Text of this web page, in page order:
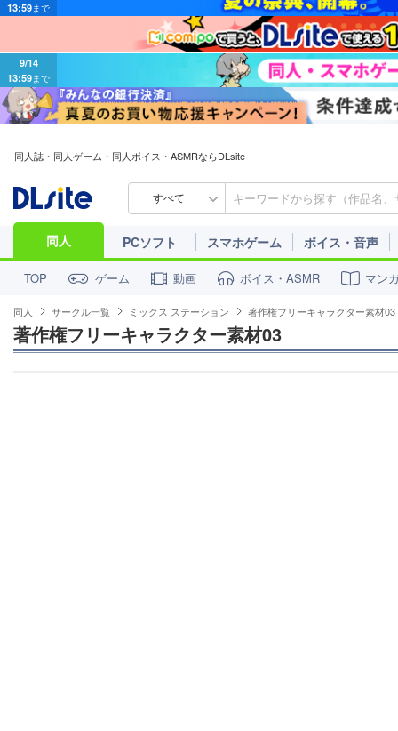
13:59まで
同人誌・同人ゲーム・同人ボイス・ASMRならDLsite
すべて
同人 PCソフト スマホゲーム ボイス・音声
TOP ゲーム 動画 ボイス・ASMR マン
同人 サークル一覧 ミックス ステーション 著作権フリーキャラクター素材03
著作権フリーキャラクター素材03